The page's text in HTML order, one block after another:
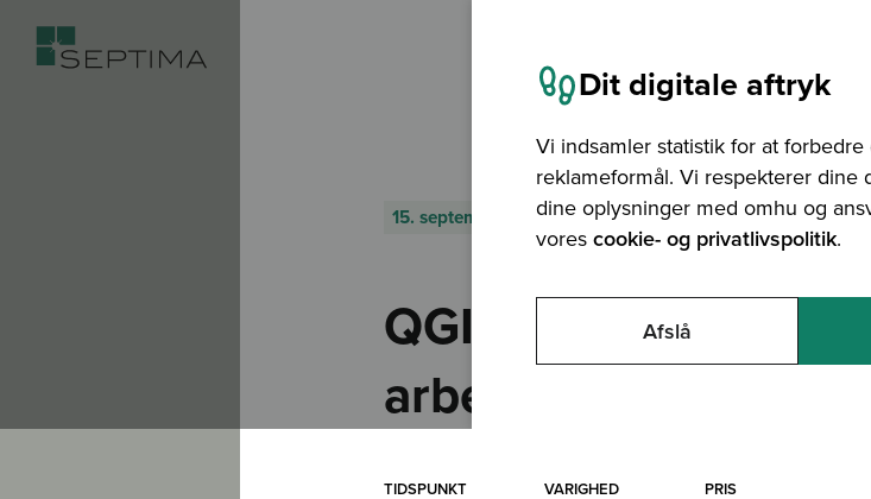
Dit digitale aftryk
Vi indsamler statistik for at
reklameformål. Vi respekterer dine
dine oplysninger med omhu og
vores cookie- og privatlivspolitik.
Afslå
15. september – 22. september 2026
QGIS Modelbygger:
arbejdsgange
TIDSPUNKT VARIGHED PRIS